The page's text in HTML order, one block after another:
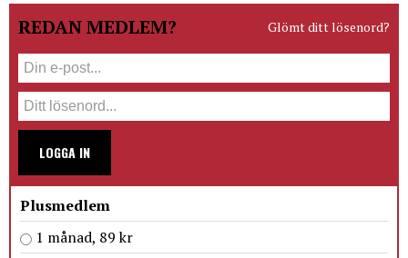
REDAN MEDLEM? Glömt ditt lösenord?
LOGGA IN
Plusmedlem
1 månad, 89 kr